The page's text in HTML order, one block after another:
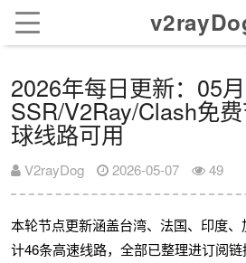
2026年每日更新：05
SSR/V2Ray/Clash免
球线路可用
V2rayDog 2026-05-07 49
本轮节点更新涵盖台湾、法国、印度
计46条高速线路，全部已整理进订阅链